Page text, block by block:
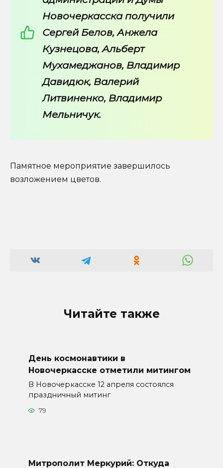
Новочеркасска получили
Сергей Белов, Анжела
Кузнецова, Альберт
Мухамеджанов, Владимир
Давидюк, Валерий
Литвиненко, Владимир
Мельничук.
Памятное мероприятие завершилось
возложением цветов.
Читайте также
День космонавтики в
Новочеркасске отметили митингом
В Новочеркасске 12 апреля состоялся
праздничный митинг
79
Митрополит Меркурий: Откуда